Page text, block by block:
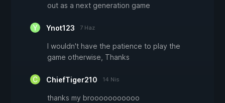
out as a next generation game
Ynot123 7 Haz
I wouldn't have the patience to play the
game otherwise, Thanks
ChiefTiger210 14 Nis
thanks my brooooooooooo